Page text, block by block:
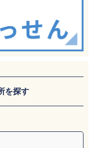
を探す